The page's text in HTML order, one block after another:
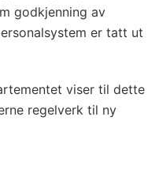
godkjenning av
er tatt ut
viser til dette
regelverk til ny